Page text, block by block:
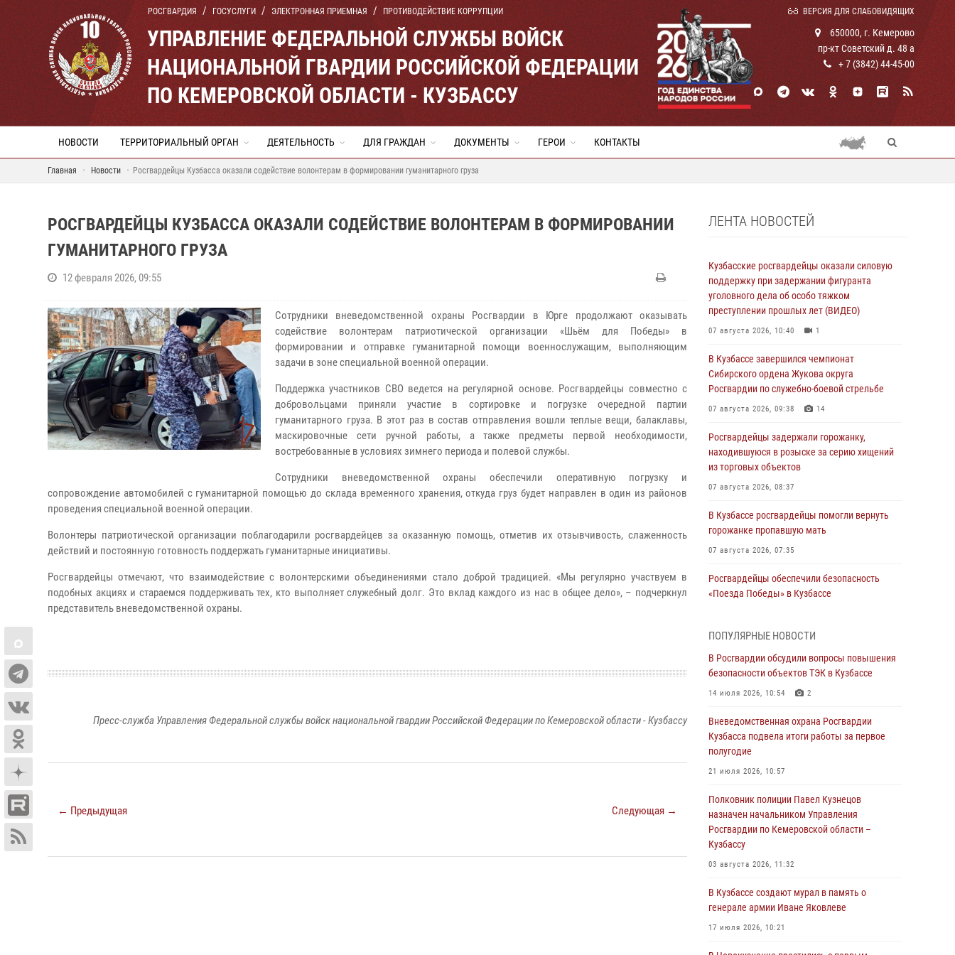
РОСГВАРДИЯ ГОСУСЛУГИ ЭЛЕКТРОННАЯ ПРИЕМНАЯ ПРОТИВОДЕЙСТВИЕ КОРРУПЦИИ ВЕРСИЯ ДЛЯ СЛАБОВИДЯЩИХ
УПРАВЛЕНИЕ ФЕДЕРАЛЬНОЙ СЛУЖБЫ ВОЙСК
НАЦИОНАЛЬНОЙ ГВАРДИИ РОССИЙСКОЙ ФЕДЕРАЦИИ
ПО КЕМЕРОВСКОЙ ОБЛАСТИ - КУЗБАССУ
650000, г. Кемерово
пр-кт Советский д. 48 а
+ 7 (3842) 44-45-00
НОВОСТИ ТЕРРИТОРИАЛЬНЫЙ ОРГАН ДЕЯТЕЛЬНОСТЬ ДЛЯ ГРАЖДАН ДОКУМЕНТЫ ГЕРОИ КОНТАКТЫ
Главная Новости Росгвардейцы Кузбасса оказали содействие волонтерам в формировании гуманитарного груза
РОСГВАРДЕЙЦЫ КУЗБАССА ОКАЗАЛИ СОДЕЙСТВИЕ ВОЛОНТЕРАМ В ФОРМИРОВАНИИ
ГУМАНИТАРНОГО ГРУЗА
12 февраля 2026, 09:55
Сотрудники вневедомственной охраны Росгвардии в Юрге продолжают оказывать
содействие волонтерам патриотической организации «Шьём для Победы» в
формировании и отправке гуманитарной помощи военнослужащим, выполняющим
задачи в зоне специальной военной операции.
Поддержка участников СВО ведется на регулярной основе. Росгвардейцы совместно с
добровольцами приняли участие в сортировке и погрузке очередной партии
гуманитарного груза. В этот раз в состав отправления вошли теплые вещи, балаклавы,
маскировочные сети ручной работы, а также предметы первой необходимости,
востребованные в условиях зимнего периода и полевой службы.
Сотрудники вневедомственной охраны обеспечили оперативную погрузку и
сопровождение автомобилей с гуманитарной помощью до склада временного хранения, откуда груз будет направлен в один из районов
проведения специальной военной операции.
Волонтеры патриотической организации поблагодарили росгвардейцев за оказанную помощь, отметив их отзывчивость, слаженность
действий и постоянную готовность поддержать гуманитарные инициативы.
Росгвардейцы отмечают, что взаимодействие с волонтерскими объединениями стало доброй традицией. «Мы регулярно участвуем в
подобных акциях и стараемся поддерживать тех, кто выполняет служебный долг. Это вклад каждого из нас в общее дело», – подчеркнул
представитель вневедомственной охраны.
Пресс-служба Управления Федеральной службы войск национальной гвардии Российской Федерации по Кемеровской области - Кузбассу
← Предыдущая Следующая →
ЛЕНТА НОВОСТЕЙ
Кузбасские росгвардейцы оказали силовую
поддержку при задержании фигуранта
уголовного дела об особо тяжком
преступлении прошлых лет (ВИДЕО)
07 августа 2026, 10:40 1
В Кузбассе завершился чемпионат
Сибирского ордена Жукова округа
Росгвардии по служебно-боевой стрельбе
07 августа 2026, 09:38 14
Росгвардейцы задержали горожанку,
находившуюся в розыске за серию хищений
из торговых объектов
07 августа 2026, 08:37
В Кузбассе росгвардейцы помогли вернуть
горожанке пропавшую мать
07 августа 2026, 07:35
Росгвардейцы обеспечили безопасность
«Поезда Победы» в Кузбассе
Генерал-полковник Олег Плохой поздравил
специалистов организационно-штатных
подразделений Росгвардии с
профессиональным праздником
С 1 сентября 2026 года вступает в силу новый
федеральный закон о частной охранной
Росгвардейцы задержали предполагаемого
виновника причинения ножевого ранения
кемеровчанину
06 августа 2026, 09:18
Росгвардейцы задержали мужчину,
повредившего имущество горожанки
06 августа 2026, 08:17
ПОПУЛЯРНЫЕ НОВОСТИ
В Росгвардии обсудили вопросы повышения
безопасности объектов ТЭК в Кузбассе
14 июля 2026, 10:54 2
Вневедомственная охрана Росгвардии
Кузбасса подвела итоги работы за первое
полугодие
21 июля 2026, 10:57
Полковник полиции Павел Кузнецов
назначен начальником Управления
Росгвардии по Кемеровской области –
Кузбассу
03 августа 2026, 11:32
В Кузбассе создают мурал в память о
генерале армии Иване Яковлеве
17 июля 2026, 10:21